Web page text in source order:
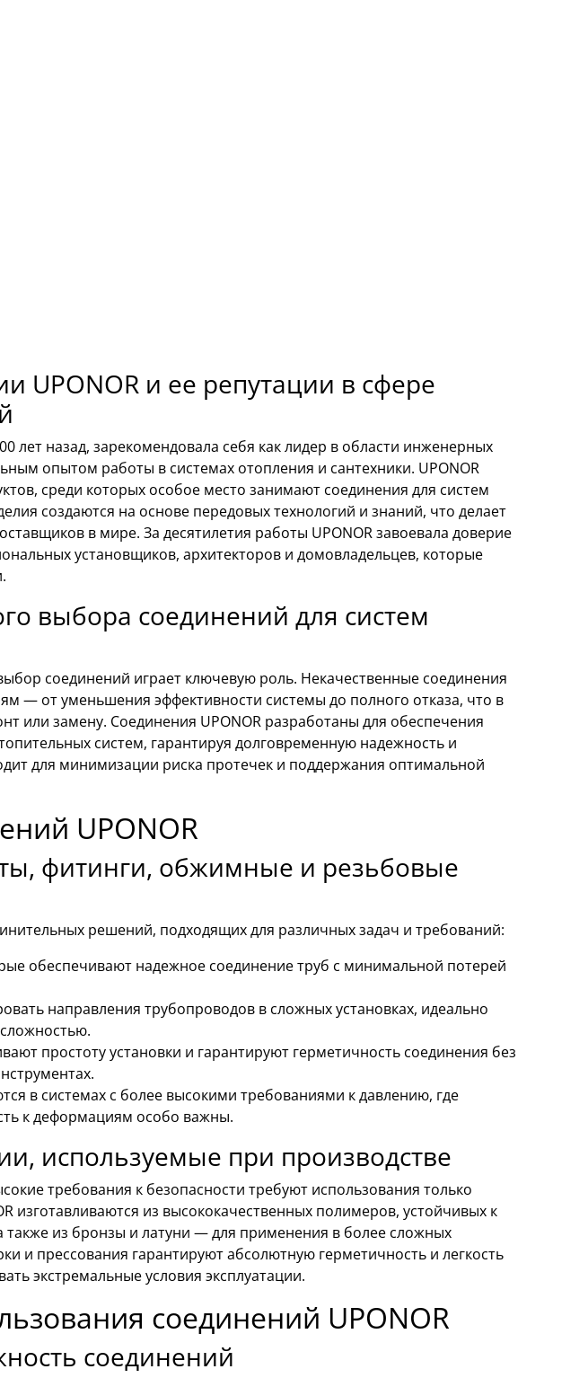
UPONOR и ее репутации в сфере
лет назад, зарекомендовала себя как лидер в области инженерных
опытом работы в системах отопления и сантехники. UPONOR
среди которых особое место занимают соединения для систем
создаются на основе передовых технологий и знаний, что делает
в мире. За десятилетия работы UPONOR завоевала доверие
установщиков, архитекторов и домовладельцев, которые
выбора соединений для систем
соединений играет ключевую роль. Некачественные соединения
— от уменьшения эффективности системы до полного отказа, что в
или замену. Соединения UPONOR разработаны для обеспечения
систем, гарантируя долговременную надежность и
для минимизации риска протечек и поддержания оптимальной
UPONOR
фитинги, обжимные и резьбовые
решений, подходящих для различных задач и требований:
обеспечивают надежное соединение труб с минимальной потерей
направления трубопроводов в сложных установках, идеально
простоту установки и гарантируют герметичность соединения без
в системах с более высокими требованиями к давлению, где
к деформациям особо важны.
используемые при производстве
требования к безопасности требуют использования только
изготавливаются из высококачественных полимеров, устойчивых к
также из бронзы и латуни — для применения в более сложных
и прессования гарантируют абсолютную герметичность и легкость
экстремальные условия эксплуатации.
соединений UPONOR
соединений